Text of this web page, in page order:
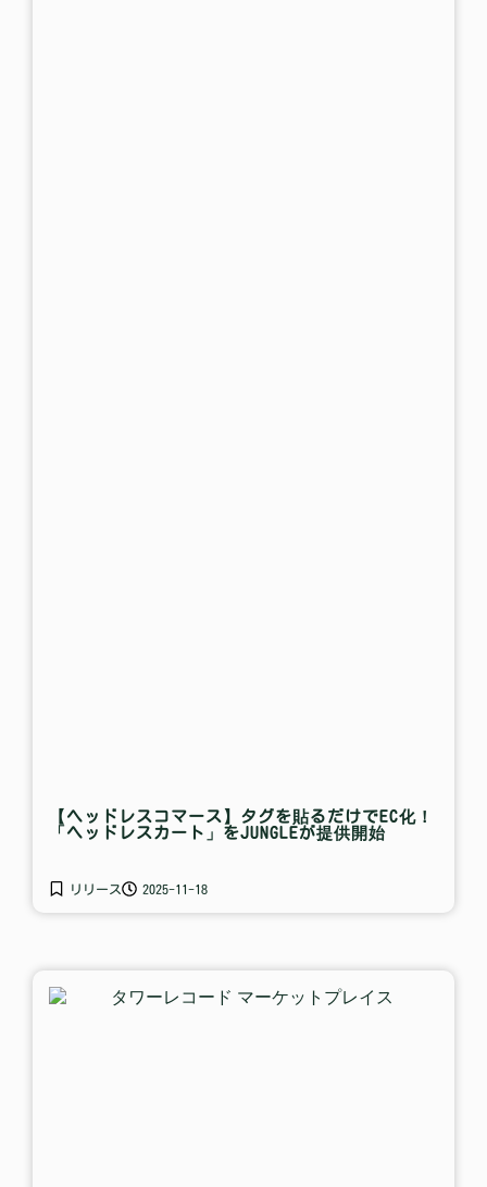
【ヘッドレスコマース】タグを貼るだけでEC化！
「ヘッドレスカート」をJUNGLEが提供開始
リリース 2025-11-18